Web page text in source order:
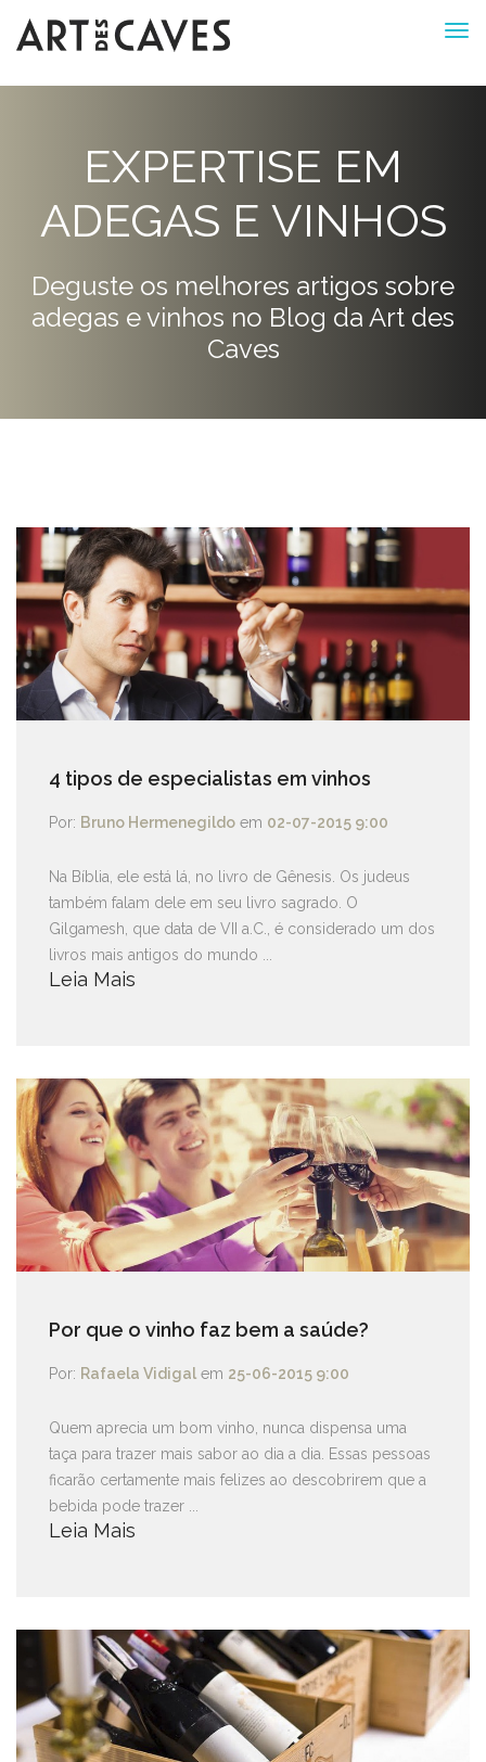
EXPERTISE EM
ADEGAS E VINHOS
Deguste os melhores artigos sobre
adegas e vinhos no Blog da Art des
Caves
4 tipos de especialistas em vinhos
Por: Bruno Hermenegildo em 02-07-2015 9:00
Na Bíblia, ele está lá, no livro de Gênesis. Os judeus
também falam dele em seu livro sagrado. O
Gilgamesh, que data de VII a.C., é considerado um dos
livros mais antigos do mundo ...
Leia Mais
Por que o vinho faz bem a saúde?
Por: Rafaela Vidigal em 25-06-2015 9:00
Quem aprecia um bom vinho, nunca dispensa uma
taça para trazer mais sabor ao dia a dia. Essas pessoas
ficarão certamente mais felizes ao descobrirem que a
bebida pode trazer ...
Leia Mais